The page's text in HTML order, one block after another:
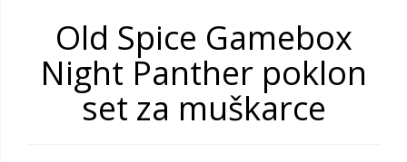
Old Spice Gamebox
Night Panther poklon
set za muškarce